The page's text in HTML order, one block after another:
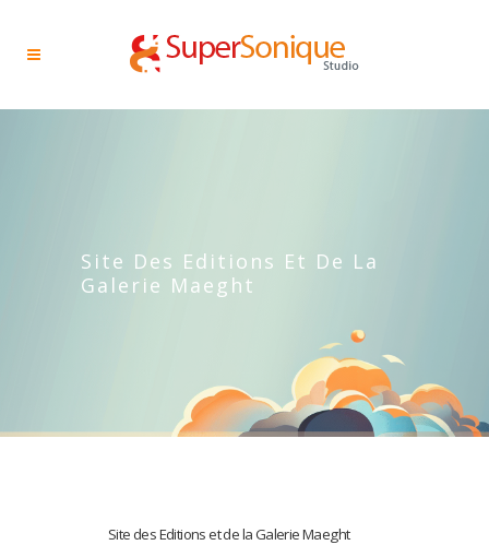
Site Des Editions Et De La
Galerie Maeght
Site des Editions et de la Galerie Maeght